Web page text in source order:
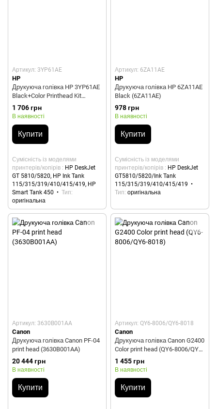
Артикул: 3YP61AE
HP
Друкуюча голівка HP 3YP61AE
Black+Color Printhead Kit
(3YP61AE)
1 706 грн
В наявності
Купити
Сумісність із моделями
принтерів/копірів
HP DeskJet
GT 5810/5820, HP Ink Tank
115/315/319/410/415/419, HP
Smart Tank 450
Тип
оригінальна
Артикул: 6ZA11AE
HP
Друкуюча голівка HP 6ZA11AE
Black (6ZA11AE)
978 грн
В наявності
Купити
Сумісність із моделями
принтерів/копірів
HP DeskJet
GT5810/5820/Ink Tank
115/315/319/410/415/419
Тип оригінальна
Артикул: 3630B001AA
Canon
Друкуюча голівка Canon PF-04
print head (3630B001AA)
20 444 грн
В наявності
Купити
Артикул: QY6-8006/QY6-8018
Canon
Друкуюча голівка Canon G2400
Color print head (QY6-8006/QY6-
8018)
1 455 грн
В наявності
Купити